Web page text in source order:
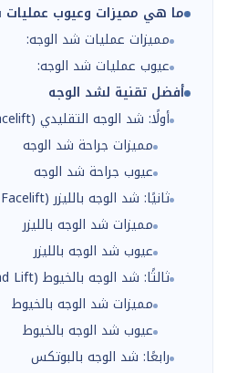
ما هي مميزات وعيوب عمليات
مميزات عمليات شد الوجه:
عيوب عمليات شد الوجه:
أفضل تقنية لشد الوجه
أولًا: شد الوجه التقليدي (Facelift)
مميزات جراحة شد الوجه
عيوب جراحة شد الوجه
ثانيًا: شد الوجه بالليزر (Laser Facelift)
مميزات شد الوجه بالليزر
عيوب شد الوجه بالليزر
ثالثًا: شد الوجه بالخيوط (Thread Lift)
مميزات شد الوجه بالخيوط
عيوب شد الوجه بالخيوط
رابعًا: شد الوجه بالبوتكس